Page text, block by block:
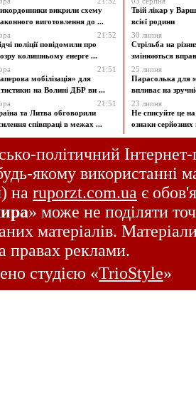
викрили схему
виготовлення до ...
21:52
поліції повідомили про
колишньому енерге ...
21:51
мобілізація» для
на Волині ДБР ви ...
21:51
та Литва обговорили
співпраці в межах ...
Твій лікар у
всієї родини
30 липня
Стрільба на
змінюються
25 липня
Парасолька для
впливає на
23 липня
Не списуйте це
ознаки
політичний
якому використанні
на ruporzt.com.ua є
» може не поділяти
матеріалів.
правах реклами.
студією «TrioStyle»